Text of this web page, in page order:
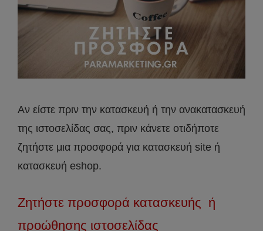
Αν είστε πριν την κατασκευή ή την ανακατασκευή
της ιστοσελίδας σας, πριν κάνετε οτιδήποτε
ζητήστε μια προσφορά για κατασκευή site ή
κατασκευή eshop.
Ζητήστε προσφορά κατασκευής ή
προώθησης ιστοσελίδας